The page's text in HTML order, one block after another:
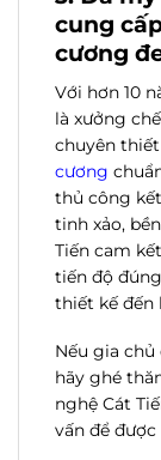
cung
cương
Với hơn 10
là xưởng
chuyên
cương
thủ công
tinh xảo,
Tiến cam
tiến độ
thiết kế đến
Nếu gia
hãy ghé
nghệ Cát
vấn để